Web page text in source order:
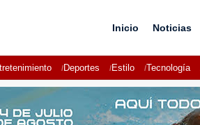
Inicio Noticias
Deportes Estilo Tecnología